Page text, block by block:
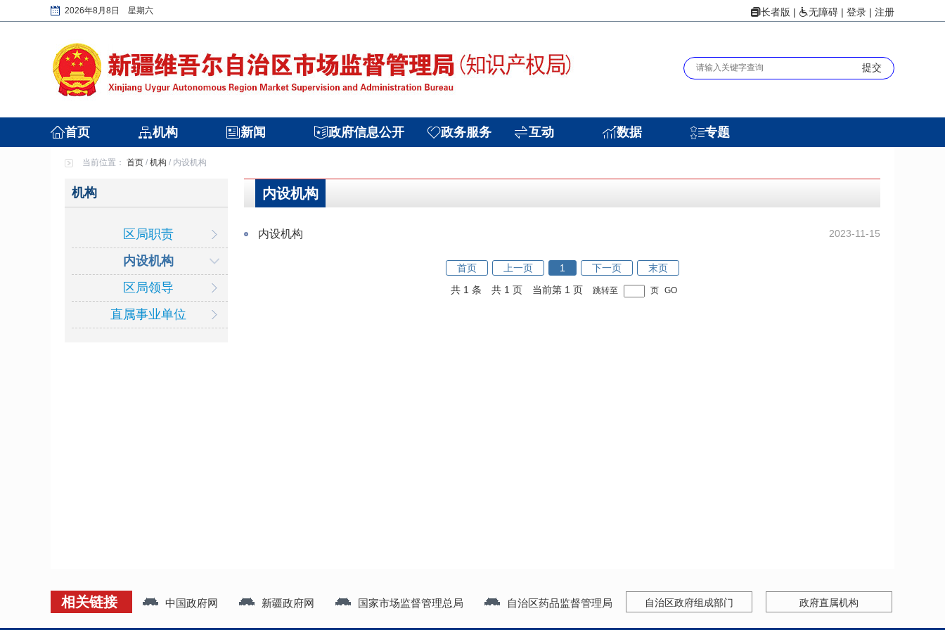
2026年8月8日 星期六 长者版 | 无障碍 | 登录 | 注册
首页 机构 新闻 政府信息公开 政务服务 互动 数据 专题
当前位置： 首页 / 机构 / 内设机构
机构
区局职责
内设机构
区局领导
直属事业单位
内设机构
2023-11-15
内设机构
首页 上一页 1 下一页
末页
共 1 条
共 1 页 当前第 1 页 跳转至 页 GO
相关链接 中国政府网 新疆政府网 国家市场监督管理总局 自治区药品监督管理局 自治区政府组成部门 政府直属机构